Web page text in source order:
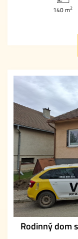
140 m2
Rodinný dom